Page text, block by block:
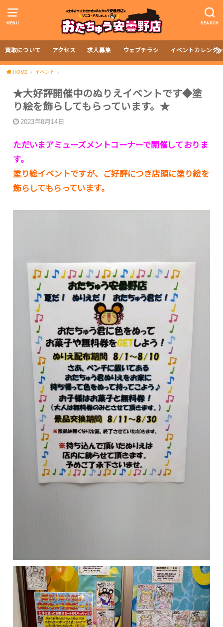
MENU SEARCH
買取について アクセス 求人募集 ウェブチラシ イベントカレンダ
HOME イベント
★大好評開催中のぬりえイベントです◆塗
り絵を飾らしてもらっています。★
2023年8月14日
ただいまアミューズメントコーナーで開催しておりま
す。
塗り絵イベントですが、ご好評につき店頭に塗り絵を
飾らしてもらっています。